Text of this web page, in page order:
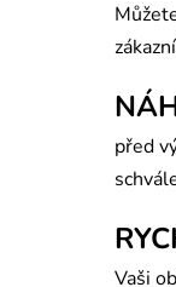
před
Vaši